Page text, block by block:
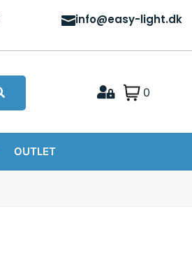
info@easy-light.dk
0
OUTLET